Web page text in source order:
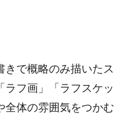
きで概略のみ描いたス
フ画」「ラフスケッ
全体の雰囲気をつかむ